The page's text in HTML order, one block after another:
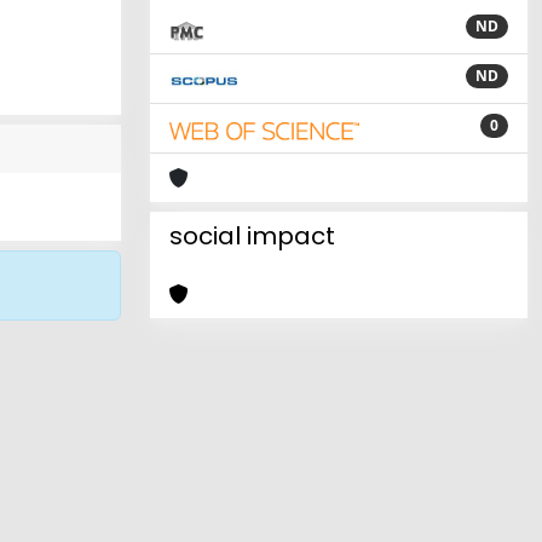
ND
ND
0
social impact